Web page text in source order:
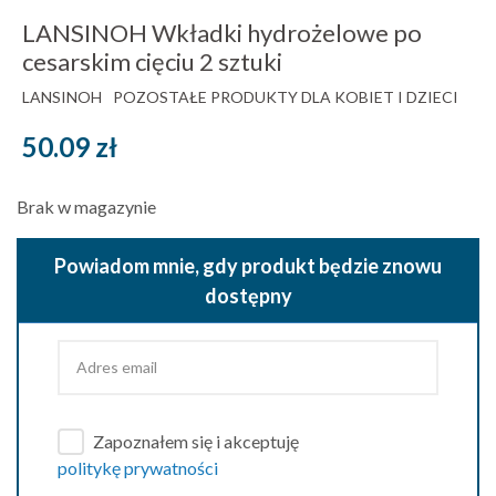
LANSINOH Wkładki hydrożelowe po
cesarskim cięciu 2 sztuki
LANSINOH POZOSTAŁE PRODUKTY DLA KOBIET I DZIECI
50.09 zł
Brak w magazynie
Powiadom mnie, gdy produkt będzie znowu
dostępny
Zapoznałem się i akceptuję
politykę prywatności